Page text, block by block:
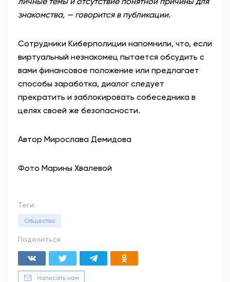
знакомства, — говорится в публикации.
Сотрудники Киберполиции напомнили, что, если
виртуальный незнакомец пытается обсудить с
вами финансовое положение или предлагает
способы заработка, диалог следует
прекратить и заблокировать собеседника в
целях своей же безопасности.
Автор Мирослава Демидова
Фото Марины Хвалевой
Теги:
Общество
Поделиться:
Написать нам